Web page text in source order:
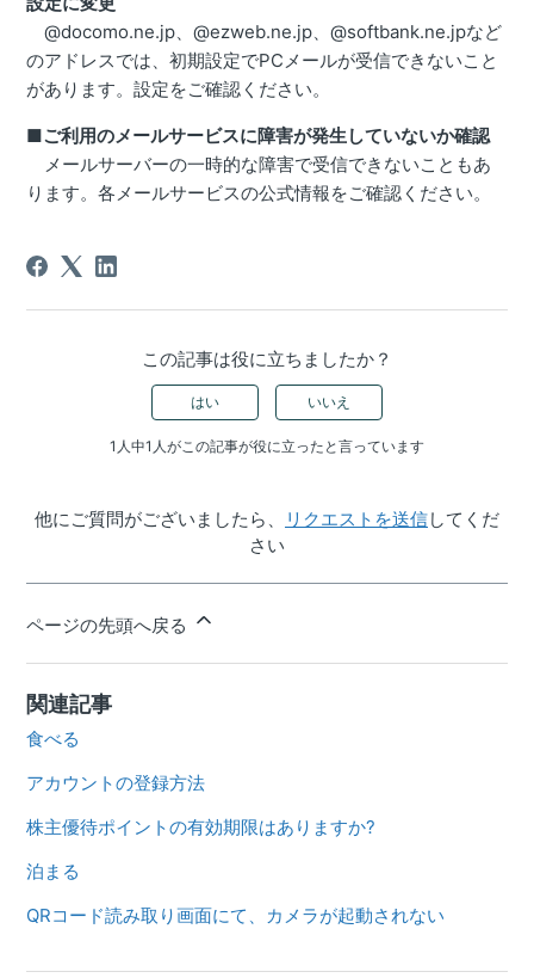
@docomo.ne.jp、@ezweb.ne.jp、@softbank.ne.jpなど
のアドレスでは、初期設定でPCメールが受信できないこと
があります。設定をご確認ください。
■ご利用のメールサービスに障害が発生していないか確認
メールサーバーの一時的な障害で受信できないこともあ
ります。各メールサービスの公式情報をご確認ください。
この記事は役に立ちましたか？
はい いいえ
1人中1人がこの記事が役に立ったと言っています
他にご質問がございましたら、 リクエストを送信してくだ
さい
ページの先頭へ戻る
関連記事
食べる
アカウントの登録方法
株主優待ポイントの有効期限はありますか?
泊まる
QRコード読み取り画面にて、カメラが起動されない